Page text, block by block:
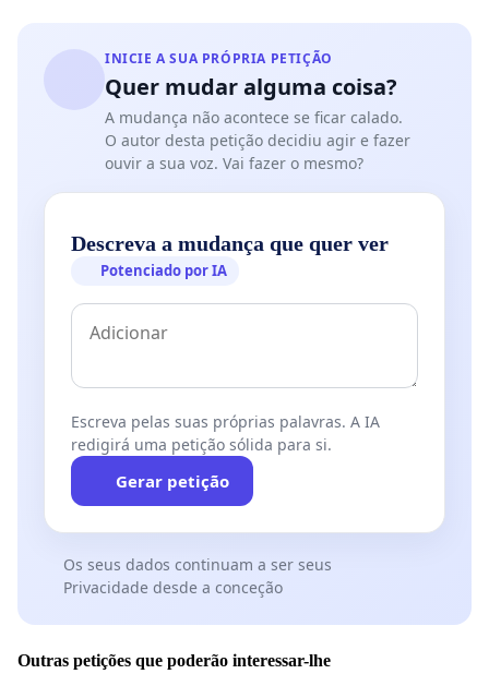
art. 39, determina que ficam os fornecedores de
produtos e serviços proibidos de EXIGIR
VANTAGEM MANIFESTAMENTE EXCESSIVA DO
CONSUMIDOR. Senão vejamos:"Art. 39.É vedado
ao fornecedor de produtos ou serviços, dentre
outraspráticas abusivas:(...)IV - prevalecer-se da
vista sua idade, saúde, conhecimento ou condição
serviços ;(...)V - exigir do consumidor
vantagem
INICIE A SUA PRÓPRIA PETIÇÃO
Quer mudar alguma coisa?
A mudança não acontece se ficar calado.
O autor desta petição decidiu agir e fazer
ouvir a sua voz. Vai fazer o mesmo?
Descreva a mudança que quer ver
Potenciado por IA
Escreva pelas suas próprias palavras. A IA
redigirá uma petição sólida para si.
Gerar petição
Os seus dados continuam a ser seus
Privacidade desde a conceção
Outras petições que poderão interessar-lhe